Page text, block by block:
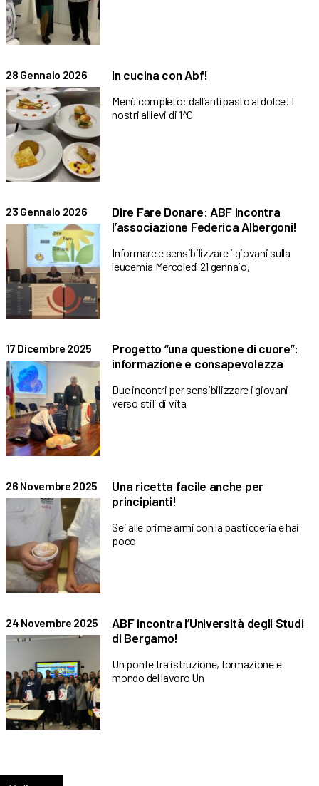
28 Gennaio 2026 In cucina con Abf!
Menù completo: dall’antipasto al dolce! I
nostri allievi di 1^C
23 Gennaio 2026
Dire Fare Donare: ABF incontra
l’associazione Federica Albergoni!
Informare e sensibilizzare i giovani sulla
leucemia Mercoledì 21 gennaio,
17 Dicembre 2025
Progetto “una questione di cuore”:
informazione e consapevolezza
Due incontri per sensibilizzare i giovani
verso stili di vita
26 Novembre 2025
Una ricetta facile anche per
principianti!
Sei alle prime armi con la pasticceria e hai
poco
24 Novembre 2025
ABF incontra l’Università degli Studi
di Bergamo!
Un ponte tra istruzione, formazione e
mondo del lavoro Un